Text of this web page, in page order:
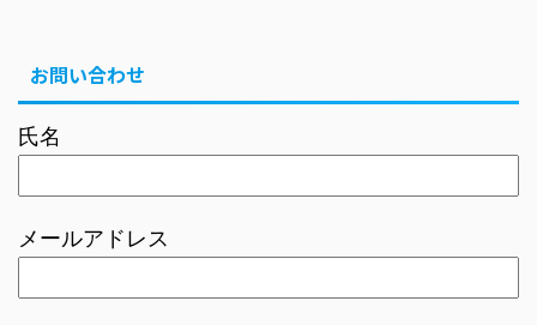
お問い合わせ
氏名
メールアドレス